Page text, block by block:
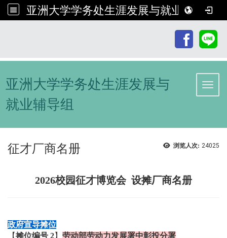
亚洲大学学务处生涯发展与就业辅导组
亚洲大学学务处生涯发展与
就业辅导组
浏览人次: 24025
征才厂商名册
2026校园征才博览会 设摊厂商名册
政府宣导摊位
【摊位编号 2】 劳动部劳动力发展署中彰投分署